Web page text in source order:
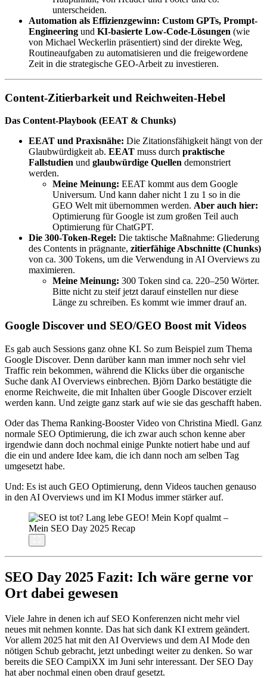
unterscheiden.
Automation als Effizienzgewinn: Custom GPTs, Prompt-
Engineering und KI-basierte Low-Code-Lösungen (wie
von Michael Weckerlin präsentiert) sind der direkte Weg,
Routineaufgaben zu automatisieren und die freigewordene
Zeit in die strategische GEO-Arbeit zu investieren.
Content-Zitierbarkeit und Reichweiten-Hebel
Das Content-Playbook (EEAT & Chunks)
EEAT und Praxisnähe: Die Zitationsfähigkeit hängt von der
Glaubwürdigkeit ab. EEAT muss durch praktische
Fallstudien und glaubwürdige Quellen demonstriert
werden.
Meine Meinung: EEAT kommt aus dem Google
Universum. Und kann daher nicht 1 zu 1 so in die
GEO Welt mit übernommen werden. Aber auch hier:
Optimierung für Google ist zum großen Teil auch
Optimierung für ChatGPT.
Die 300-Token-Regel: Die taktische Maßnahme: Gliederung
des Contents in prägnante, zitierfähige Abschnitte (Chunks)
von ca. 300 Tokens, um die Verwendung in AI Overviews zu
maximieren.
Meine Meinung: 300 Token sind ca. 220–250 Wörter.
Bitte nicht zu steif jetzt darauf einstellen nur diese
Länge zu schreiben. Es kommt wie immer drauf an.
Google Discover und SEO/GEO Boost mit Videos
Es gab auch Sessions ganz ohne KI. So zum Beispiel zum Thema
Google Discover. Denn darüber kann man immer noch sehr viel
Traffic rein bekommen, während die Klicks über die organische
Suche dank AI Overviews einbrechen. Björn Darko bestätigte die
enorme Reichweite, die mit Inhalten über Google Discover erzielt
werden kann. Und zeigte ganz stark auf wie sie das geschafft haben.
Oder das Thema Ranking-Booster Video von Christina Miedl. Ganz
normale SEO Optimierung, die ich zwar auch schon kenne aber
irgendwie dann doch nochmal einige Punkte notiert habe und auf
die ein und andere Idee kam, die ich dann noch am selben Tag
umgesetzt habe.
Und: Es ist auch GEO Optimierung, denn Videos tauchen genauso
in den AI Overviews und im KI Modus immer stärker auf.
SEO Day 2025 Fazit: Ich wäre gerne vor
Ort dabei gewesen
Viele Jahre in denen ich auf SEO Konferenzen nicht mehr viel
neues mit nehmen konnte. Das hat sich dank KI extrem geändert.
Vor allem 2025 hat mit den AI Overviews und dem AI Mode den
nötigen Schub gebracht, jetzt unbedingt weiter zu denken. So war
bereits die SEO CampiXX im Juni sehr interessant. Der SEO Day
hat aber nochmal einen oben drauf gesetzt.